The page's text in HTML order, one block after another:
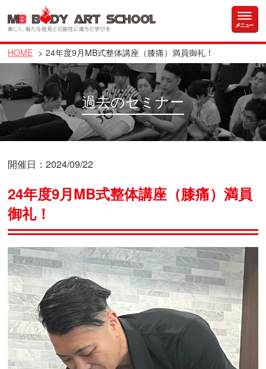
HOME 24年度9月MB式整体講座（膝痛）満員御礼！
過去のセミナー
開催日：2024/09/22
24年度9月MB式整体講座（膝痛）満員
御礼！